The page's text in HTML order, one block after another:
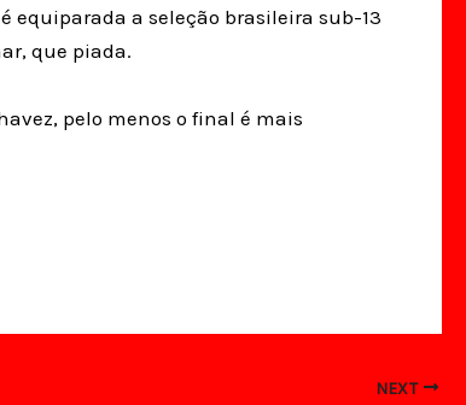
equiparada a seleção brasileira sub-13
que piada.
pelo menos o final é mais
NEXT